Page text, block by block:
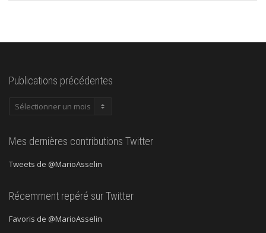
Publications précédentes
Publications
Mes dernières contributions Twitter
Tweets de @MarioAsselin
Récemment repéré sur Twitter
Favoris de @MarioAsselin